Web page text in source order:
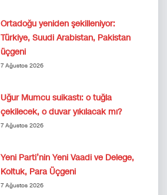
Ortadoğu yeniden şekilleniyor:
Türkiye, Suudi Arabistan, Pakistan
üçgeni
7 Ağustos 2026
Uğur Mumcu suikastı: o tuğla
çekilecek, o duvar yıkılacak mı?
7 Ağustos 2026
Yeni Parti’nin Yeni Vaadi ve Delege,
Koltuk, Para Üçgeni
7 Ağustos 2026